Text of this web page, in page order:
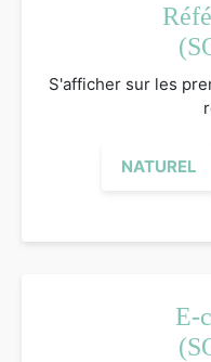
S'afficher sur les
NATUREL
E-